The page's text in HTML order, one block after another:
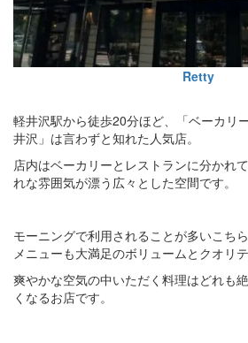
Retty
軽井沢駅から徒歩20分ほど、「ベーカリ
井沢」は言わずと知れた人気店。
店内はベーカリーとレストランに分かれ
れな雰囲気が漂う広々とした空間です。
モーニングで利用されることが多いこち
メニューも大満足のボリュームとクオリテ
爽やかな空気の中いただく料理はどれも
くなるお店です。